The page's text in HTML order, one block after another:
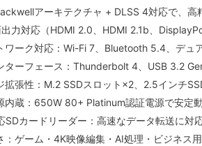
アーキテクチャ + DLSS 4対応で、
出力対応（HDMI 2.0、HDMI 2.1b、
ワーク対応：Wi-Fi 7、Bluetooth 5.4、デ
ターフェース：Thunderbolt 4、USB 3.2
拡張性：M.2 SSDスロット×2、2.5インチ
内蔵：650W 80+ Platinum認証電源で安定
SDカードリーダー：高速なデータ転送に対
：ゲーム・4K映像編集・AI処理・ビジネス